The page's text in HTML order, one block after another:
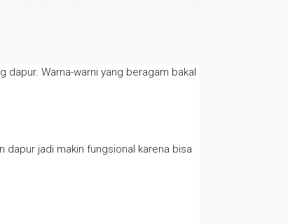
dapur. Warna-warni yang beragam bakal
dapur jadi makin fungsional karena bisa